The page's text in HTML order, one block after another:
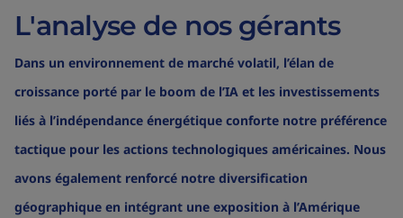
L'analyse de nos gérants
Dans un environnement de marché volatil, l’élan de
croissance porté par le boom de l’IA et les investissements
liés à l’indépendance énergétique conforte notre préférence
tactique pour les actions technologiques américaines. Nous
avons également renforcé notre diversification
géographique en intégrant une exposition à l’Amérique